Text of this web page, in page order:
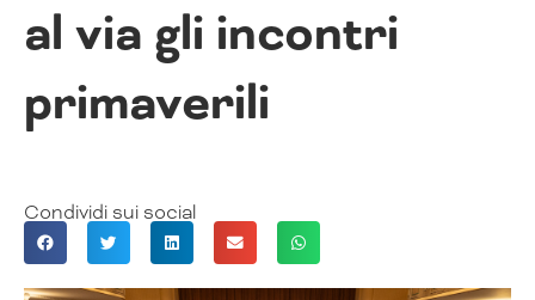
al via gli incontri
primaverili
Condividi sui social